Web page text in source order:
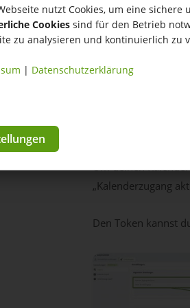
Kalender
tricoma
Um deinen
„Kalenderzugang
Den Token kannst
nutzt Cookies, um eine
Cookies sind für den Betrieb
zu analysieren und kontinuierlich zu
| Datenschutzerklärung